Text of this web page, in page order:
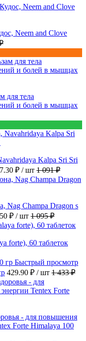
Neem and Clove
для тела
и болей в мышцах
Kalpa Sri Sri
₽ / шт 1 091 ₽
Nag Champa Dragon s
₽ / шт 1 095 ₽
forte), 60 таблеток
Быстрый просмотр
429.90 ₽ / шт 1 433 ₽
- для повышения
Forte Himalaya 100